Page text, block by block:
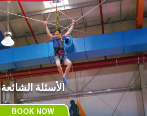
الأسئلة الشائعة
BOOK NOW